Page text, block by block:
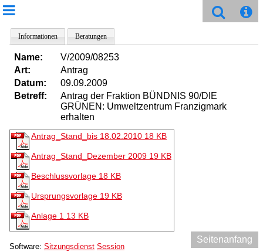
Informationen Beratungen
Name:
V/2009/08253
Art:
Antrag
Datum:
09.09.2009
Betreff:
Antrag der Fraktion BÜNDNIS 90/DIE
GRÜNEN: Umweltzentrum Franzigmark
erhalten
Antrag_Stand_bis 18.02.2010 18 KB
Antrag_Stand_Dezember 2009 19 KB
Beschlussvorlage 18 KB
Ursprungsvorlage 19 KB
Anlage 1 13 KB
Seitenanfang
Software: Sitzungsdienst Session